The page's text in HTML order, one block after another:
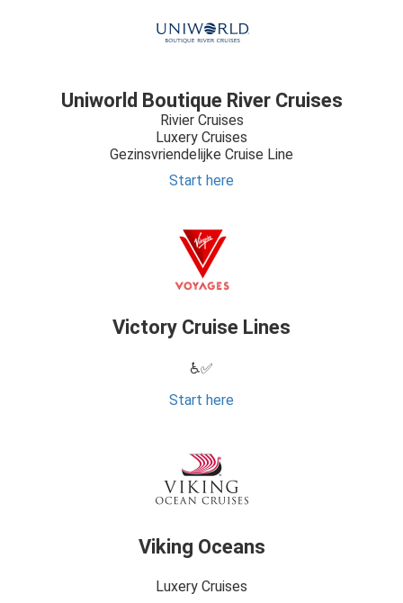
Uniworld Boutique River Cruises
Rivier Cruises
Luxery Cruises
Gezinsvriendelijke Cruise Line
Start here
Victory Cruise Lines
♿✅
Start here
Viking Oceans
Luxery Cruises